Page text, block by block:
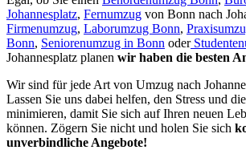
Johannesplatz, Fernumzug von Bonn nach
Firmenumzug, Laborumzug Bonn,
Bonn, Seniorenumzug in Bonn oder
Johannesplatz planen wir haben die besten
Wir sind für jede Art von Umzug nach
Lassen Sie uns dabei helfen, den Stress und
minimieren, damit Sie sich auf Ihren neuen
können. Zögern Sie nicht und holen Sie sich
unverbindliche Angebote!